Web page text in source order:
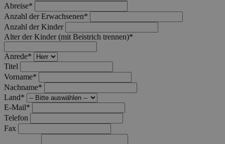
Abreise*
Anzahl der Erwachsenen*
Anzahl der Kinder
Alter der Kinder (mit Beistrich trennen)*
Anrede*
Titel
Vorname*
Nachname*
Land*
E-Mail*
Telefon
Fax